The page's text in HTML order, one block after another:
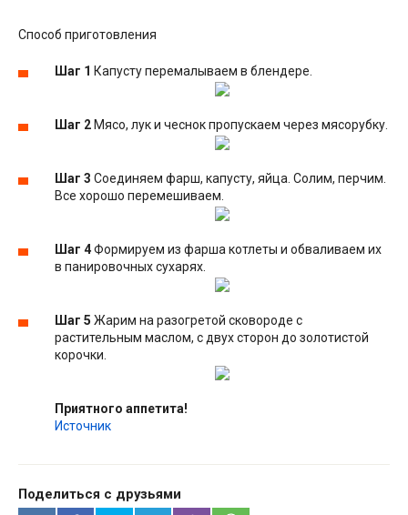
Способ приготовления
Шаг 1 Капусту перемалываем в блендере.
Шаг 2 Мясо, лук и чеснок пропускаем через мясорубку.
Шаг 3 Соединяем фарш, капусту, яйца. Солим, перчим.
Все хорошо перемешиваем.
Шаг 4Формируем из фарша котлеты и обваливаем их
в панировочных сухарях.
Шаг 5 Жарим на разогретой сковороде с
растительным маслом, с двух сторон до золотистой
корочки.
Приятного аппетита!
Источник
Поделиться с друзьями